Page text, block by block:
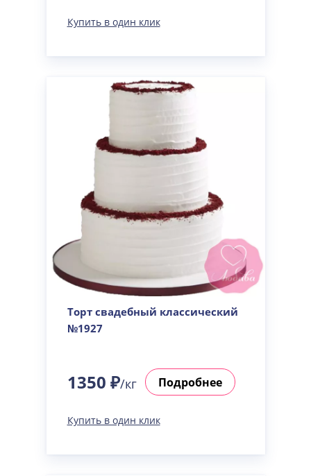
Купить в один клик
Торт свадебный классический
№1927
1350 ₽/кг Подробнее
Купить в один клик